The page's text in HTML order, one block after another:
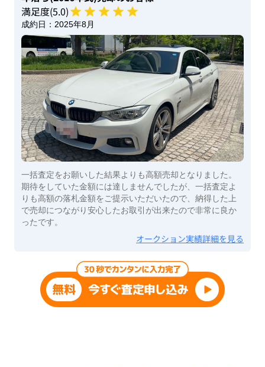
満足度(5.0)
成約日： 2025年8月
一括査定をお願いした結果よりも高額売却となりました。
期待をしていた金額には達しませんでしたが、一括査定よ
りも高額の落札金額をご提示いただいたので、納得した上
で売却につながり安心したお取引が出来たので非常に良か
ったです。
オークション実績詳細を見る